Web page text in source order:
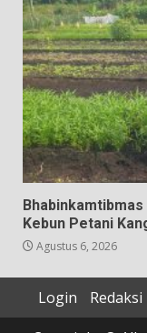
Kebun Petani
Agustus 6, 2026
Login Redaksi